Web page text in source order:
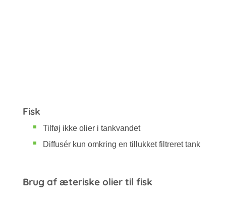
Fisk
Tilføj ikke olier i tankvandet
Diffusér kun omkring en tillukket filtreret tank
Brug af æteriske olier til fisk